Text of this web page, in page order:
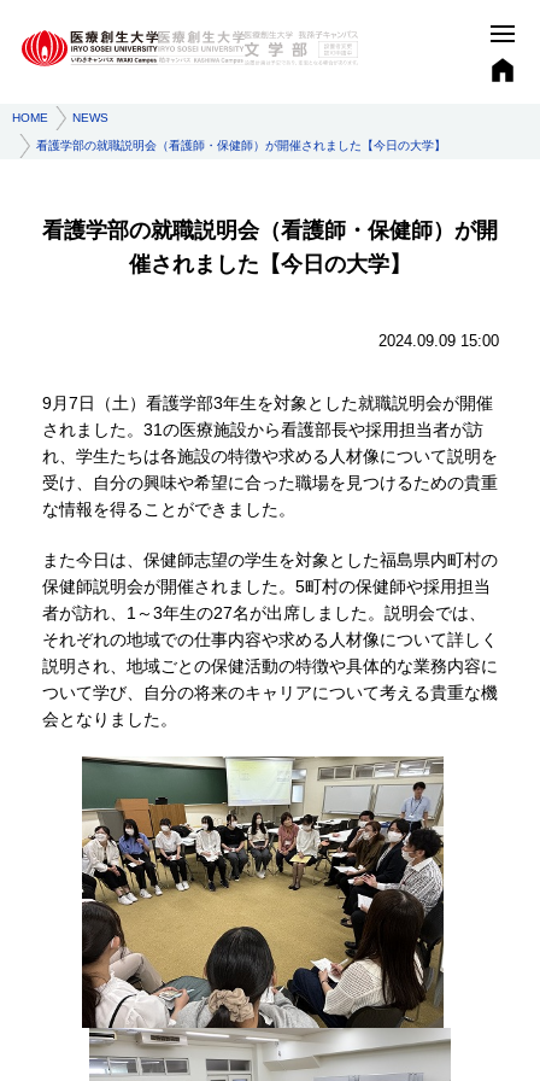
HOME NEWS
看護学部の就職説明会（看護師・保健師）が開催されました【今日の大学】
看護学部の就職説明会（看護師・保健師）が開
催されました【今日の大学】
2024.09.09 15:00
9月7日（土）看護学部3年生を対象とした就職説明会が開催
されました。31の医療施設から看護部長や採用担当者が訪
れ、学生たちは各施設の特徴や求める人材像について説明を
受け、自分の興味や希望に合った職場を見つけるための貴重
な情報を得ることができました。
また今日は、保健師志望の学生を対象とした福島県内町村の
保健師説明会が開催されました。5町村の保健師や採用担当
者が訪れ、1～3年生の27名が出席しました。説明会では、
それぞれの地域での仕事内容や求める人材像について詳しく
説明され、地域ごとの保健活動の特徴や具体的な業務内容に
ついて学び、自分の将来のキャリアについて考える貴重な機
会となりました。
​